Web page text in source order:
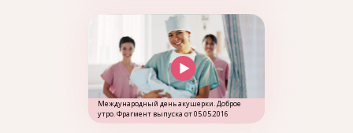
Международный день акушерки. Доброе
утро. Фрагмент выпуска от 05.05.2016